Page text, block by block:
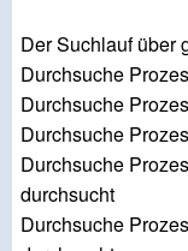
Der Suchlauf über
Durchsuche
Durchsuche
Durchsuche
Durchsuche
durchsucht
Durchsuche